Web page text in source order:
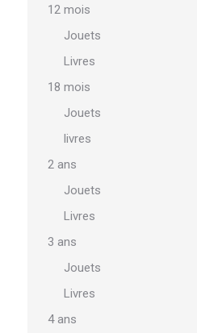
12 mois
Jouets
Livres
18 mois
Jouets
livres
2 ans
Jouets
Livres
3 ans
Jouets
Livres
4 ans